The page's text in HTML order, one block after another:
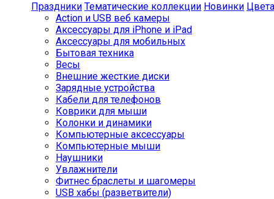
Праздники Тематические коллекции Новинки Цвета
Action и USB веб камеры
Аксессуары для iPhone и iPad
Аксессуары для мобильных
Бытовая техника
Весы
Внешние жесткие диски
Зарядные устройства
Кабели для телефонов
Коврики для мыши
Колонки и динамики
Компьютерные аксессуары
Компьютерные мыши
Наушники
Увлажнители
Фитнес браслеты и шагомеры
USB хабы (разветвители)